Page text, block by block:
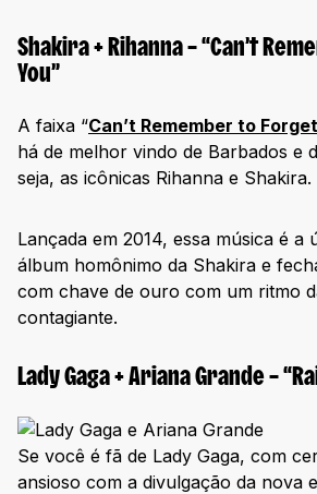
Shakira + Rihanna – “Can’t
You”
A faixa “Can’t Remember to
há de melhor vindo de Barbados e
seja, as icônicas Rihanna e Shakira.
Lançada em 2014, essa música é a
álbum homônimo da Shakira e
com chave de ouro com um ritmo
contagiante.
Lady Gaga + Ariana Grande –
Se você é fã de Lady Gaga, com
ansioso com a divulgação da nova